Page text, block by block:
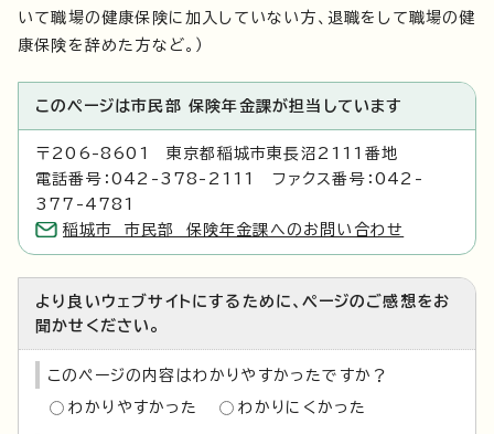
いて職場の健康保険に加入していない方、退職をして職場の健
康保険を辞めた方など。）
このページは市民部 保険年金課が担当しています
〒206-8601 東京都稲城市東長沼2111番地
電話番号：042-378-2111 ファクス番号：042-
377-4781
稲城市 市民部 保険年金課へのお問い合わせ
より良いウェブサイトにするために、ページのご感想をお
聞かせください。
このページの内容はわかりやすかったですか？
わかりやすかった わかりにくかった